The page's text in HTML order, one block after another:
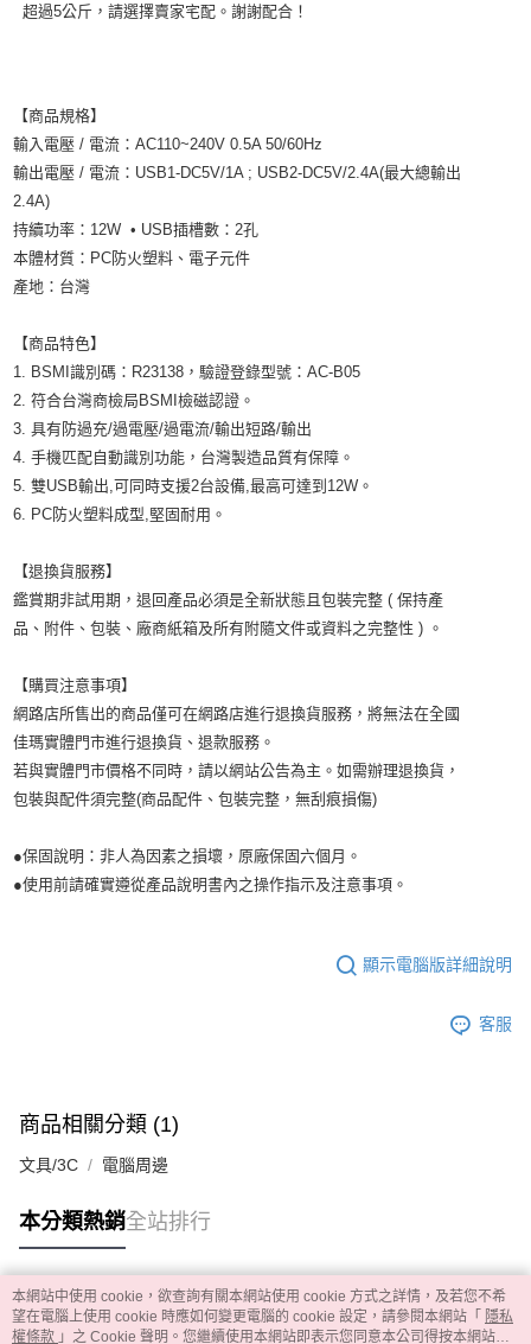
超過5公斤，請選擇賣家宅配。謝謝配合！
【商品規格】
輸入電壓 / 電流：AC110~240V 0.5A 50/60Hz
輸出電壓 / 電流：USB1-DC5V/1A ; USB2-DC5V/2.4A(最大總輸出
2.4A)
持續功率：12W • USB插槽數：2孔
本體材質：PC防火塑料、電子元件
產地：台灣
【商品特色】
1. BSMI識別碼：R23138，驗證登錄型號：AC-B05
2. 符合台灣商檢局BSMI檢磁認證。
3. 具有防過充/過電壓/過電流/輸出短路/輸出
4. 手機匹配自動識別功能，台灣製造品質有保障。
5. 雙USB輸出,可同時支援2台設備,最高可達到12W。
6. PC防火塑料成型,堅固耐用。
【退換貨服務】
鑑賞期非試用期，退回產品必須是全新狀態且包裝完整 ( 保持產
品、附件、包裝、廠商紙箱及所有附隨文件或資料之完整性 ) 。
【購買注意事項】
網路店所售出的商品僅可在網路店進行退換貨服務，將無法在全國
佳瑪實體門市進行退換貨、退款服務。
若與實體門市價格不同時，請以網站公告為主。如需辦理退換貨，
包裝與配件須完整(商品配件、包裝完整，無刮痕損傷)
●保固說明：非人為因素之損壞，原廠保固六個月。
●使用前請確實遵從產品說明書內之操作指示及注意事項。
顯示電腦版詳細說明
客服
商品相關分類 (1)
文具/3C 電腦周邊
本分類熱銷全站排行
熱門標籤
本網站中使用 cookie，欲查詢有關本網站使用 cookie 方式之詳情，及若您不希
望在電腦上使用 cookie 時應如何變更電腦的 cookie 設定，請參閱本網站「 隱私
權條款 」之 Cookie 聲明。您繼續使用本網站即表示您同意本公司得按本網站使